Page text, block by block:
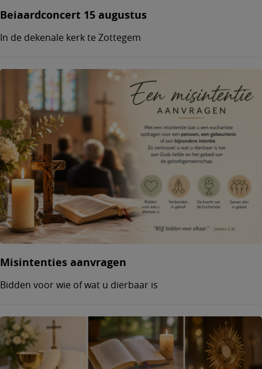
Beiaardconcert 15 augustus
In de dekenale kerk te Zottegem
Misintenties aanvragen
Bidden voor wie of wat u dierbaar is